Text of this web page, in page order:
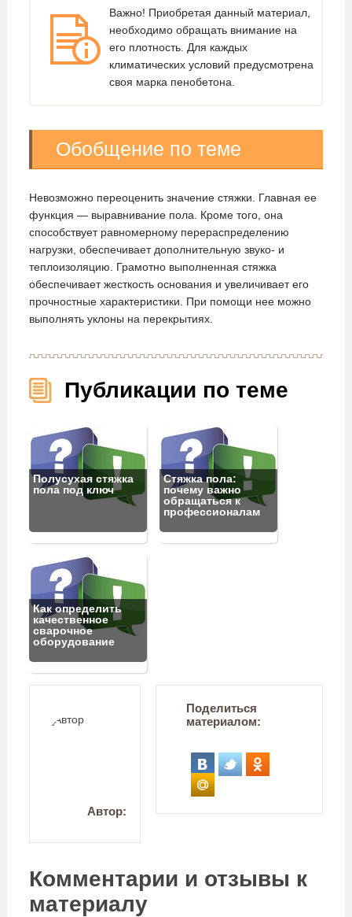
Важно! Приобретая данный материал,
необходимо обращать внимание на
его плотность. Для каждых
климатических условий предусмотрена
своя марка пенобетона.
Обобщение по теме
Невозможно переоценить значение стяжки. Главная ее
функция — выравнивание пола. Кроме того, она
способствует равномерному перераспределению
нагрузки, обеспечивает дополнительную звуко- и
теплоизоляцию. Грамотно выполненная стяжка
обеспечивает жесткость основания и увеличивает его
прочностные характеристики. При помощи нее можно
выполнять уклоны на перекрытиях.
Публикации по теме
Полусухая стяжка
пола под ключ
Стяжка пола:
почему важно
обращаться к
профессионалам
Как определить
качественное
сварочное
оборудование
Автор:
Поделиться
материалом:
Комментарии и отзывы к
материалу